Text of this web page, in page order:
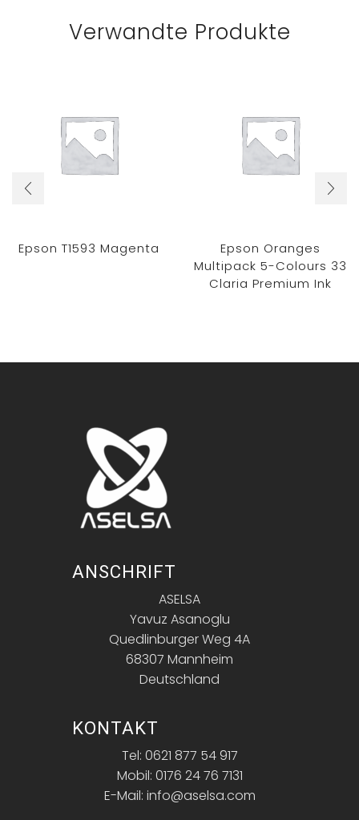
Verwandte Produkte
Epson T1593 Magenta
Epson Oranges
Multipack 5-Colours 33
Claria Premium Ink
ANSCHRIFT
ASELSA
Yavuz Asanoglu
Quedlinburger Weg 4A
68307 Mannheim
Deutschland
KONTAKT
Tel: 0621 877 54 917
Mobil: 0176 24 76 7131
E-Mail: info@aselsa.com